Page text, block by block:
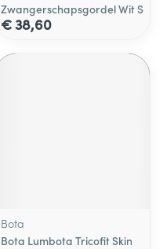
Zwangerschapsgordel Wit S
€ 38,60
Bota
Bota Lumbota Tricofit Skin